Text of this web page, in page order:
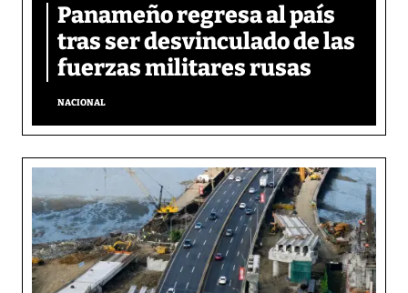
Panameño regresa al país
tras ser desvinculado de las
fuerzas militares rusas
NACIONAL